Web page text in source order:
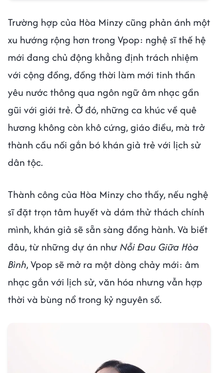
Trường hợp của Hòa Minzy cũng phản ánh một
xu hướng rộng hơn trong Vpop: nghệ sĩ thế hệ
mới đang chủ động khẳng định trách nhiệm
với cộng đồng, đồng thời làm mới tinh thần
yêu nước thông qua ngôn ngữ âm nhạc gần
gũi với giới trẻ. Ở đó, những ca khúc về quê
hương không còn khô cứng, giáo điều, mà trở
thành cầu nối gắn bó khán giả trẻ với lịch sử
dân tộc.
Thành công của Hòa Minzy cho thấy, nếu nghệ
sĩ đặt trọn tâm huyết và dám thử thách chính
mình, khán giả sẽ sẵn sàng đồng hành. Và biết
đâu, từ những dự án như Nỗi Đau Giữa Hòa
Bình, Vpop sẽ mở ra một dòng chảy mới: âm
nhạc gắn với lịch sử, văn hóa nhưng vẫn hợp
thời và bùng nổ trong kỷ nguyên số.